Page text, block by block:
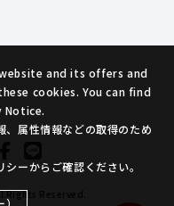
Reserved.
and its offers and
cookies. You can find
Notice.
、属性情報などの取得のため
ーからご確認ください。
）